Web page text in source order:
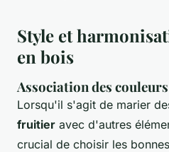
Style et
en bois
Association des
Lorsqu'il s'agit de marier
fruitier avec d'autres
crucial de choisir les